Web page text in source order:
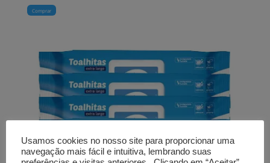
Comprar
Usamos cookies no nosso site para proporcionar uma
navegação mais fácil e intuitiva, lembrando suas